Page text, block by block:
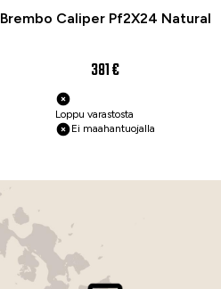
Brembo Caliper Pf2X24 Natural
381 €
Loppu varastosta
Ei maahantuojalla